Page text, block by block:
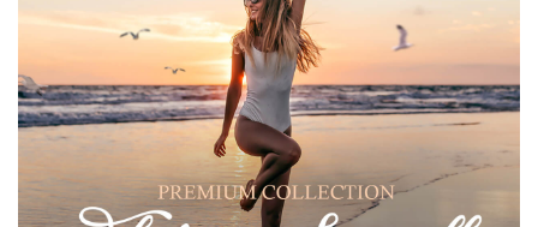
(1783 Overlays)
Large 6000*4000px
Free download